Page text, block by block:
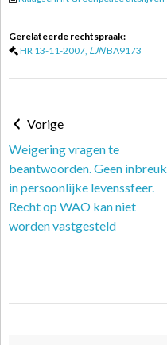
Gerelateerde rechtspraak:
HR 13-11-2007, LJNBA9173
Vorige
Weigering vragen te
beantwoorden. Geen inbreuk
in persoonlijke levenssfeer.
Recht op WAO kan niet
worden vastgesteld